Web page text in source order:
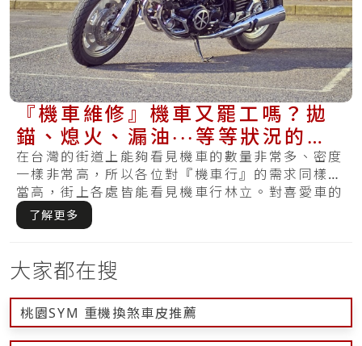
『機車維修』機車又罷工嗎？拋
錨、熄火、漏油‧‧‧等等狀況的防
範方式在這裡
在台灣的街道上能夠看見機車的數量非常多、密度
一樣非常高，所以各位對『機車行』的需求同樣相
當高，街上各處皆能看見機車行林立。對喜愛車的
機車.....
了解更多
大家都在搜
桃園SYM 重機換煞車皮推薦